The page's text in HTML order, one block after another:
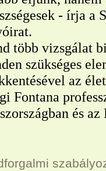
- írja a
több vizsgálat
szükséges
az
Fontana
és